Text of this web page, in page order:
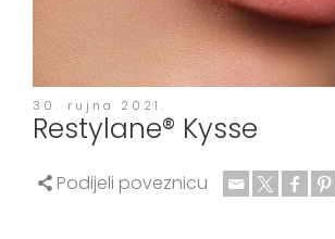
30. rujna 2021.
Restylane® Kysse
Podijeli poveznicu